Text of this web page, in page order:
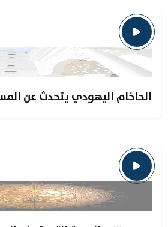
الحاخام اليهودي يتحدث عن